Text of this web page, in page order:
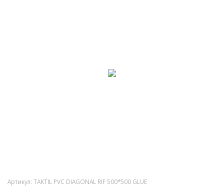
Артикул: TAKTIL PVC DIAGONAL RIF 500*500 GLUE